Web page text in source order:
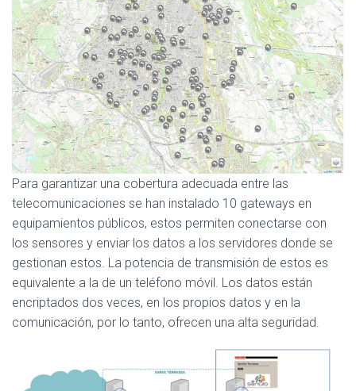
Para garantizar una cobertura adecuada entre las
telecomunicaciones se han instalado 10 gateways en
equipamientos públicos, estos permiten conectarse con
los sensores y enviar los datos a los servidores donde se
gestionan estos. La potencia de transmisión de estos es
equivalente a la de un teléfono móvil. Los datos están
encriptados dos veces, en los propios datos y en la
comunicación, por lo tanto, ofrecen una alta seguridad.